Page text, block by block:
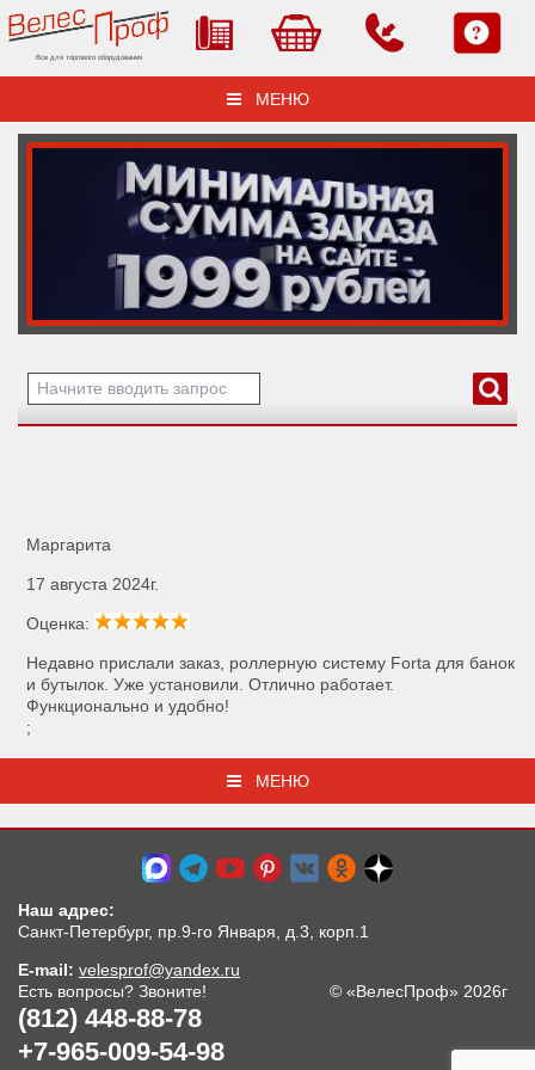
Все для торгового оборудования
МЕНЮ
Маргарита
17 августа 2024г.
Оценка:
Недавно прислали заказ, роллерную систему Forta для банок
и бутылок. Уже установили. Отлично работает.
Функционально и удобно!
;
МЕНЮ
Наш адрес:
Санкт-Петербург, пр.9-го Января, д.3, корп.1
E-mail: velesprof@yandex.ru
Есть вопросы? Звоните!
(812) 448-88-78
+7-965-009-54-98
© «ВелесПроф» 2026г